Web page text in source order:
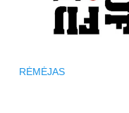
RĖMĖJAS